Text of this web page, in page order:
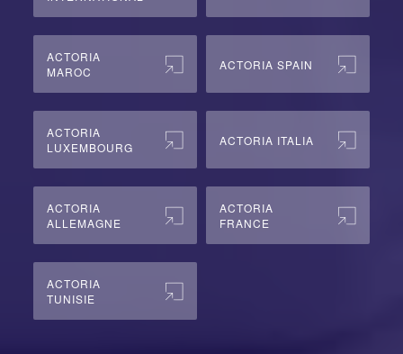
ACTORIA
MAROC
ACTORIA SPAIN
ACTORIA
LUXEMBOURG
ACTORIA ITALIA
ACTORIA
ALLEMAGNE
ACTORIA
FRANCE
ACTORIA
TUNISIE